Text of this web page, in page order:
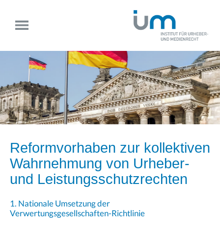
Reformvorhaben zur kollektiven
Wahrnehmung von Urheber-
und Leistungsschutzrechten
1. Nationale Umsetzung der
Verwertungsgesellschaften-Richtlinie